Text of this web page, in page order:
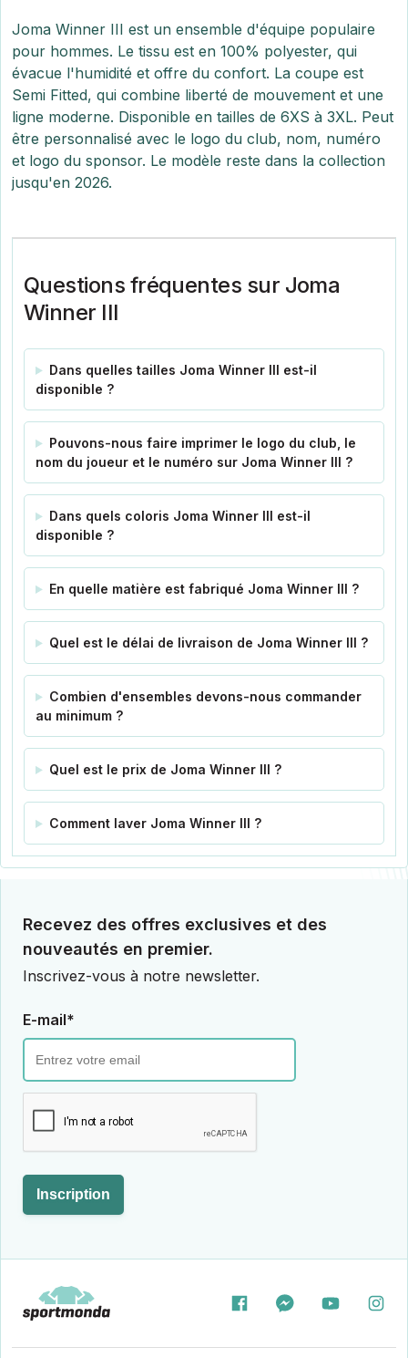
Joma Winner III est un ensemble d'équipe populaire
pour hommes. Le tissu est en 100% polyester, qui
évacue l'humidité et offre du confort. La coupe est
Semi Fitted, qui combine liberté de mouvement et une
ligne moderne. Disponible en tailles de 6XS à 3XL. Peut
être personnalisé avec le logo du club, nom, numéro
et logo du sponsor. Le modèle reste dans la collection
jusqu'en 2026.
Questions fréquentes sur Joma
Winner III
Dans quelles tailles Joma Winner III est-il
disponible ?
Pouvons-nous faire imprimer le logo du club, le
nom du joueur et le numéro sur Joma Winner III ?
Dans quels coloris Joma Winner III est-il
disponible ?
En quelle matière est fabriqué Joma Winner III ?
Quel est le délai de livraison de Joma Winner III ?
Combien d'ensembles devons-nous commander
au minimum ?
Quel est le prix de Joma Winner III ?
Comment laver Joma Winner III ?
Recevez des offres exclusives et des
nouveautés en premier.
Inscrivez-vous à notre newsletter.
E-mail*
Inscription